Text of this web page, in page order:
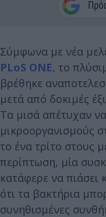
Σύμφωνα με νέα
PLoS ONE, το
βρέθηκε
μετά από δοκιμές
Τα μισά απέτυχαν
μικροοργανισμούς
το ένα τρίτο στους
περίπτωση, μία
κατάφερε να πιάσει
ότι τα βακτήρια
συνηθισμένες